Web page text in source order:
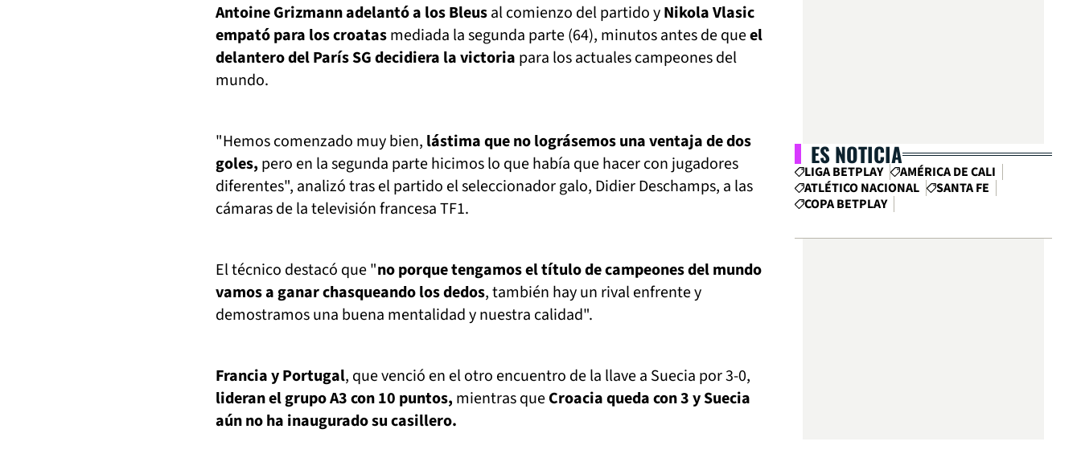
Antoine Grizmann adelantó a los Bleusal comienzo del partido yNikola Vlasic
empató para los croatasmediada la segunda parte (64), minutos antes de queel
delantero del París SG decidiera la victoria para los actuales campeones del
mundo.
"Hemos comenzado muy bien, lástima que no lográsemos una ventaja de dos
goles, pero en la segunda parte hicimos lo que había que hacer con jugadores
diferentes", analizó tras el partido el seleccionador galo, Didier Deschamps, a las
cámaras de la televisión francesa TF1.
El técnico destacó que "no porque tengamos el título de campeones del mundo
vamos a ganar chasqueando los dedos, también hay un rival enfrente y
demostramos una buena mentalidad y nuestra calidad".
Francia y Portugal, que venció en el otro encuentro de la llave a Suecia por 3-0,
lideran el grupo A3 con 10 puntos, mientras queCroacia queda con 3 y Suecia
aún no ha inaugurado su casillero.
ES NOTICIA
LIGA BETPLAY
AMÉRICA DE CALI
ATLÉTICO NACIONAL
SANTA FE
COPA BETPLAY